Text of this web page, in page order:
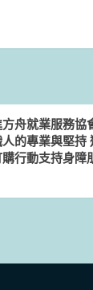
舟就業服務協
人的專業與堅持
行動支持身障